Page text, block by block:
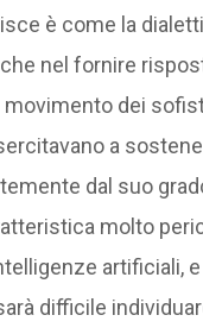
è come la
nel fornire
movimento dei
a
dal suo
molto
artificiali,
difficile